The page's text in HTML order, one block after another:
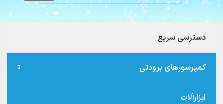
دسترسی سریع
کمپرسورهای برودتی
ابزارآلات